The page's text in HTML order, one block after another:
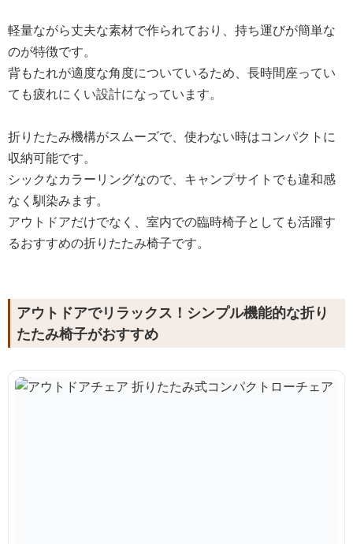
軽量ながら丈夫な素材で作られており、持ち運びが簡単な
のが特徴です。
背もたれが適度な角度についているため、長時間座ってい
ても疲れにくい設計になっています。
折りたたみ機構がスムーズで、使わない時はコンパクトに
収納可能です。
シックなカラーリングなので、キャンプサイトでも違和感
なく馴染みます。
アウトドアだけでなく、室内での臨時椅子としても活躍す
るおすすめの折りたたみ椅子です。
アウトドアでリラックス！シンプル機能的な折り
たたみ椅子がおすすめ